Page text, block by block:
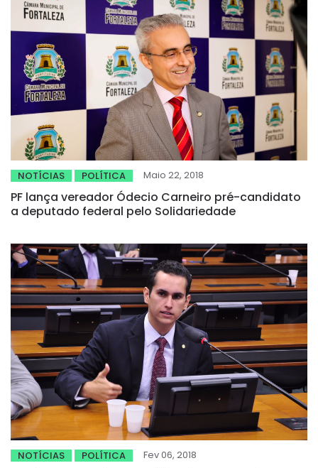
NOTÍCIAS POLÍTICA Maio 22, 2018
PF lança vereador Ódecio Carneiro pré-candidato
a deputado federal pelo Solidariedade
NOTÍCIAS POLÍTICA Fev 06, 2018